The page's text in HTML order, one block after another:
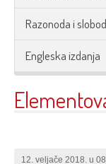
Razonoda i
Engleska izdanja
12. veljače 2018. u